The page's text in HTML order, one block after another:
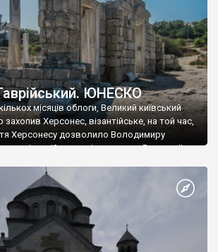
ЮНЕСКО
місяців облоги, Великий київський
Херсонес, візантійське, на той час,
Херсонесу дозволило Володимиру
візантійському імператору Василю ІІ, та
язичник, став Василем-християнином.
Русі. На честь Херсонесу Таврійського